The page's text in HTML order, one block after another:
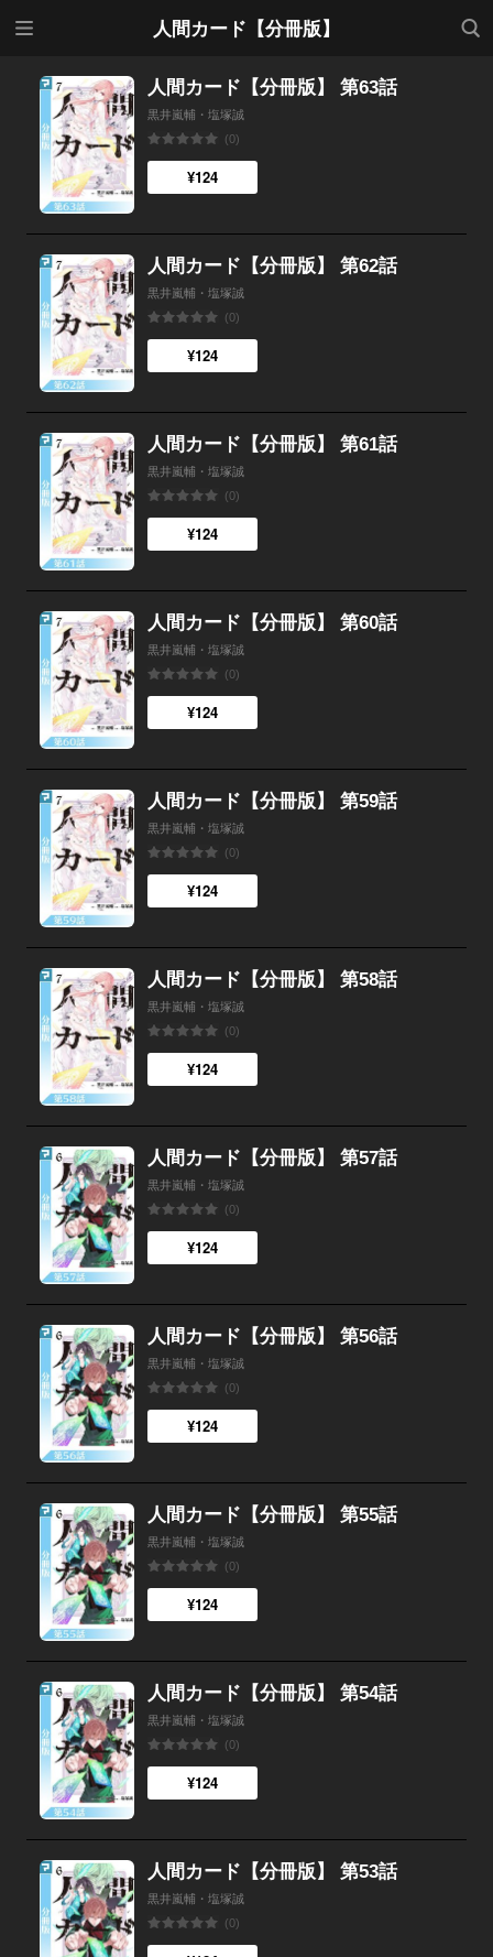
人間カード【分冊版】
検索
人間カード【分冊版】 第63話
黒井嵐輔・塩塚誠
(0)
¥124
人間カード【分冊版】 第62話
黒井嵐輔・塩塚誠
(0)
¥124
人間カード【分冊版】 第61話
黒井嵐輔・塩塚誠
(0)
¥124
人間カード【分冊版】 第60話
黒井嵐輔・塩塚誠
(0)
¥124
人間カード【分冊版】 第59話
黒井嵐輔・塩塚誠
(0)
¥124
人間カード【分冊版】 第58話
黒井嵐輔・塩塚誠
(0)
¥124
人間カード【分冊版】 第57話
黒井嵐輔・塩塚誠
(0)
¥124
人間カード【分冊版】 第56話
黒井嵐輔・塩塚誠
(0)
¥124
人間カード【分冊版】 第55話
黒井嵐輔・塩塚誠
(0)
¥124
人間カード【分冊版】 第54話
黒井嵐輔・塩塚誠
(0)
¥124
人間カード【分冊版】 第53話
黒井嵐輔・塩塚誠
(0)